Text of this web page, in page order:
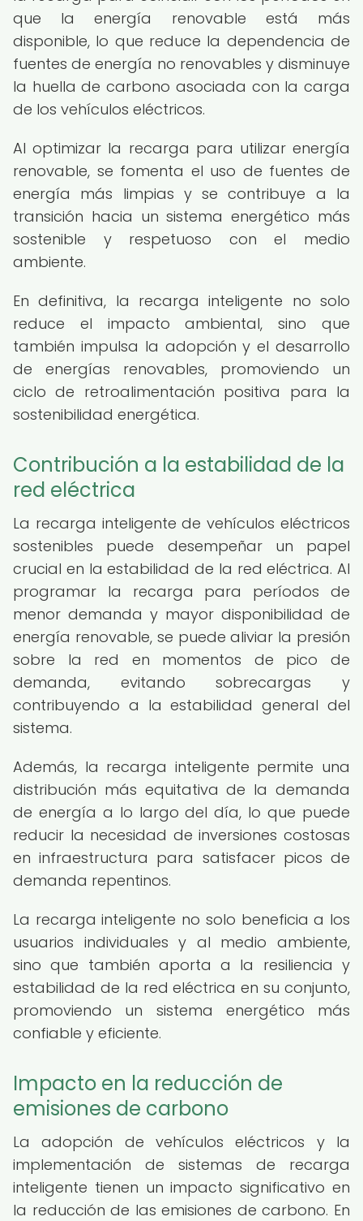
que la energía renovable está más
disponible, lo que reduce la dependencia de
fuentes de energía no renovables y disminuye
la huella de carbono asociada con la carga
de los vehículos eléctricos.
Al optimizar la recarga para utilizar energía
renovable, se fomenta el uso de fuentes de
energía más limpias y se contribuye a la
transición hacia un sistema energético más
sostenible y respetuoso con el medio
ambiente.
En definitiva, la recarga inteligente no solo
reduce el impacto ambiental, sino que
también impulsa la adopción y el desarrollo
de energías renovables, promoviendo un
ciclo de retroalimentación positiva para la
sostenibilidad energética.
Contribución a la estabilidad de la
red eléctrica
La recarga inteligente de vehículos eléctricos
sostenibles puede desempeñar un papel
crucial en la estabilidad de la red eléctrica. Al
programar la recarga para períodos de
menor demanda y mayor disponibilidad de
energía renovable, se puede aliviar la presión
sobre la red en momentos de pico de
demanda, evitando sobrecargas y
contribuyendo a la estabilidad general del
sistema.
Además, la recarga inteligente permite una
distribución más equitativa de la demanda
de energía a lo largo del día, lo que puede
reducir la necesidad de inversiones costosas
en infraestructura para satisfacer picos de
demanda repentinos.
La recarga inteligente no solo beneficia a los
usuarios individuales y al medio ambiente,
sino que también aporta a la resiliencia y
estabilidad de la red eléctrica en su conjunto,
promoviendo un sistema energético más
confiable y eficiente.
Impacto en la reducción de
emisiones de carbono
La adopción de vehículos eléctricos y la
implementación de sistemas de recarga
inteligente tienen un impacto significativo en
la reducción de las emisiones de carbono. En